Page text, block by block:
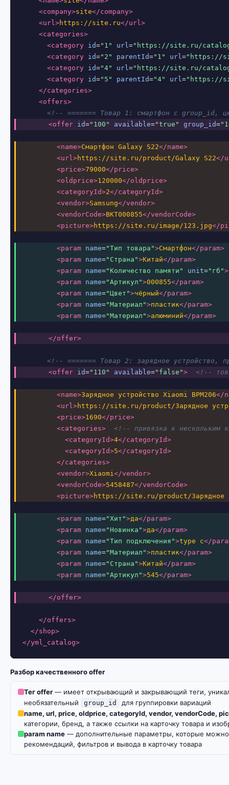
<company>site</company>
<url>https://site.ru</url>
<categories>
<category id="1" url="https://site.ru/
<category id="2" parentId="1" url="https://
<category id="4" url="https://site.ru/
<category id="5" parentId="4" url="https://
</categories>
<offers>
<!-- ======= Товар 1: смартфон с group_id,
<offer id="100" available="true" group_id=
<name>Смартфон Galaxy S22</name>
<url>https://site.ru/product/Galaxy S22</
<price>79000</price>
<oldprice>120000</oldprice>
<categoryId>2</categoryId>
<vendor>Samsung</vendor>
<vendorCode>BKT000855</vendorCode>
<picture>https://site.ru/image/123.jpg</
<param name="Тип товара">Смартфон</param>
<param name="Страна">Китай</param>
<param name="Количество памяти" unit="гб">
<param name="Артикул">000855</param>
<param name="Цвет">чёрный</param>
<param name="Материал">пластик</param>
<param name="Материал">алюминий</param>
</offer>
<!-- ======= Товар 2: зарядное устройство,
<offer id="110" available="false"> <!--
<name>Зарядное устройство Xiaomi BPM206</
<url>https://site.ru/product/Зарядное
<price>1690</price>
<categories>
<!-- привязка к нескольким
<categoryId>4</categoryId>
<categoryId>5</categoryId>
</categories>
<vendor>Xiaomi</vendor>
<vendorCode>5458487</vendorCode>
<picture>https://site.ru/product/Зарядное
<param name="Хит">да</param>
<param name="Новинка">да</param>
<param name="Тип подключения">type c</
<param name="Материал">пластик</param>
<param name="Страна">Китай</param>
<param name="Артикул">545</param>
</offer>
</offers>
</shop>
</yml_catalog>
Разбор качественного offer
Тег offer — имеет открывающий и закрывающий теги,
необязательный
group_id
для группировки вариаций
name, url, price, oldprice, categoryId, vendor, vendorCode,
категории, бренд, а также ссылки на карточку товара и
param name — дополнительные параметры, которые можно
рекомендаций, фильтров и вывода в карточку товара